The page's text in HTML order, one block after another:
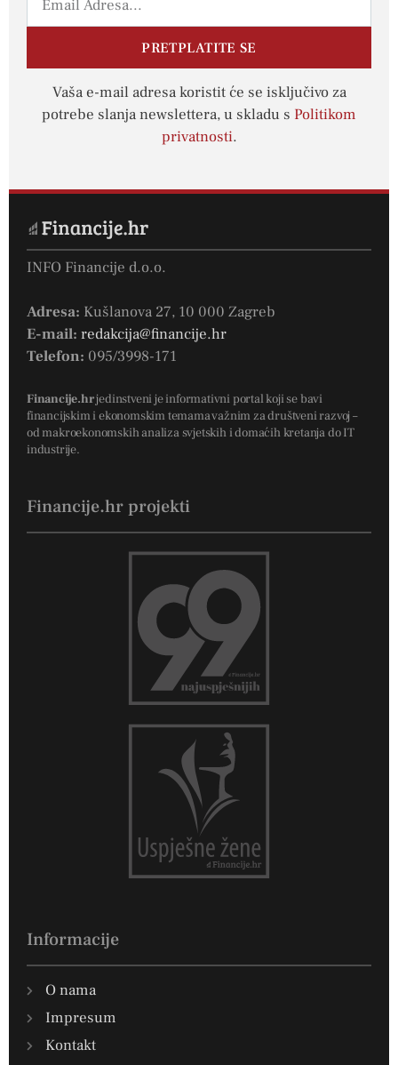
PRETPLATITE SE
Vaša e-mail adresa koristit će se isključivo za
potrebe slanja newslettera, u skladu s Politikom
privatnosti.
INFO Financije d.o.o.
Adresa: Kušlanova 27, 10 000 Zagreb
E-mail: redakcija@financije.hr
Telefon: 095/3998-171
Financije.hrjedinstveni je informativni portal koji se bavi
financijskim i ekonomskim temama važnim za društveni razvoj –
od makroekonomskih analiza svjetskih i domaćih kretanja do IT
industrije.
Financije.hr projekti
Informacije
O nama
Impresum
Kontakt